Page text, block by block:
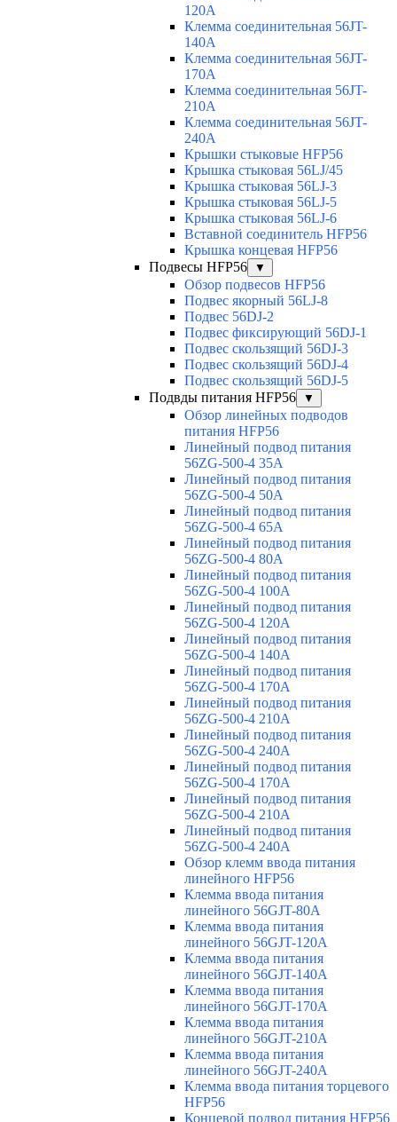
120A
Клемма соединительная 56JT-
140A
Клемма соединительная 56JT-
170A
Клемма соединительная 56JT-
210A
Клемма соединительная 56JT-
240A
Крышки стыковые HFP56
Крышка стыковая 56LJ/45
Крышка стыковая 56LJ-3
Крышка стыковая 56LJ-5
Крышка стыковая 56LJ-6
Вставной соединитель HFP56
Крышка концевая HFP56
Подвесы HFP56
▼
Обзор подвесов HFP56
Подвес якорный 56LJ-8
Подвес 56DJ-2
Подвес фиксирующий 56DJ-1
Подвес скользящий 56DJ-3
Подвес скользящий 56DJ-4
Подвес скользящий 56DJ-5
Подвды питания HFP56
▼
Обзор линейных подводов
питания HFP56
Линейный подвод питания
56ZG-500-4 35A
Линейный подвод питания
56ZG-500-4 50A
Линейный подвод питания
56ZG-500-4 65A
Линейный подвод питания
56ZG-500-4 80A
Линейный подвод питания
56ZG-500-4 100A
Линейный подвод питания
56ZG-500-4 120A
Линейный подвод питания
56ZG-500-4 140A
Линейный подвод питания
56ZG-500-4 170A
Линейный подвод питания
56ZG-500-4 210A
Линейный подвод питания
56ZG-500-4 240A
Линейный подвод питания
56ZG-500-4 170A
Линейный подвод питания
56ZG-500-4 210A
Линейный подвод питания
56ZG-500-4 240A
Обзор клемм ввода питания
линейного HFP56
Клемма ввода питания
линейного 56GJT-80A
Клемма ввода питания
линейного 56GJT-120A
Клемма ввода питания
линейного 56GJT-140A
Клемма ввода питания
линейного 56GJT-170A
Клемма ввода питания
линейного 56GJT-210A
Клемма ввода питания
линейного 56GJT-240A
Клемма ввода питания торцевого
HFP56
Концевой подвод питания HFP56